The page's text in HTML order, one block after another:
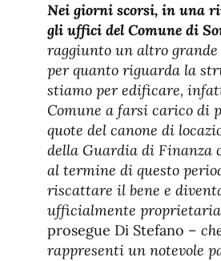
Nei giorni scorsi, in una
gli uffici del Comune di
raggiunto un altro
per quanto riguarda la
stiamo per edificare,
Comune a farsi carico di
quote del canone di
della Guardia di Finanza
al termine di questo
riscattare il bene e
ufficialmente
prosegue Di Stefano –
rappresenti un notevole